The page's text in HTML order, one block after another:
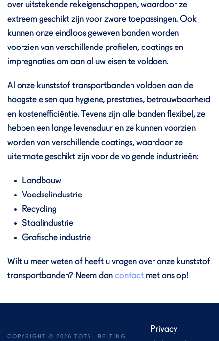
over uitstekende rekeigenschappen, waardoor ze
extreem geschikt zijn voor zware toepassingen. Ook
kunnen onze eindloos geweven banden worden
voorzien van verschillende profielen, coatings en
impregnaties om aan al uw eisen te voldoen.
Al onze kunststof transportbanden voldoen aan de
hoogste eisen qua hygiëne, prestaties, betrouwbaarheid
en kostenefficiëntie. Tevens zijn alle banden flexibel, ze
hebben een lange levensduur en ze kunnen voorzien
worden van verschillende coatings, waardoor ze
uitermate geschikt zijn voor de volgende industrieën:
Landbouw
Voedselindustrie
Recycling
Staalindustrie
Grafische industrie
Wilt u meer weten of heeft u vragen over onze kunststof
transportbanden? Neem dan contact met ons op!
COPYRIGHT © 2026 TOTAL BELTING
Privacy